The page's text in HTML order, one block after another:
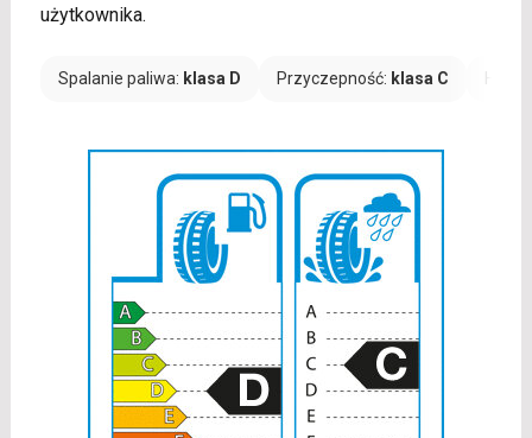
użytkownika.
Spalanie paliwa: klasa D Przyczepność: klasa C